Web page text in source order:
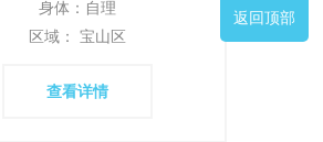
身体：自理
区域： 宝山区
查看详情
返回顶部